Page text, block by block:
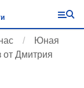
Юная
от Дмитрия